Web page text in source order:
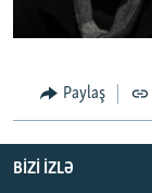
Paylaş
BIZI IZLƏ